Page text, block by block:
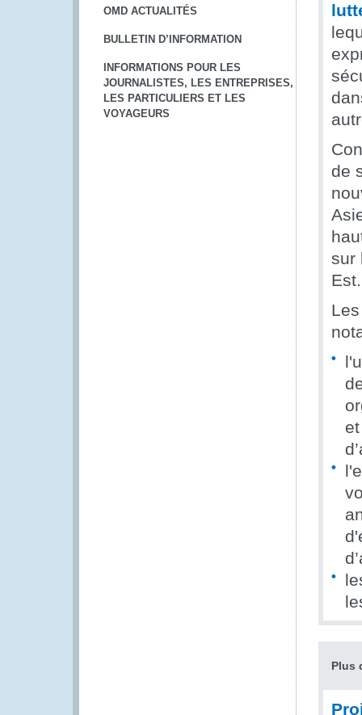
OMD ACTUALITÉS
BULLETIN D’INFORMATION
INFORMATIONS POUR LES
JOURNALISTES, LES ENTREPRISES,
LES PARTICULIERS ET LES
VOYAGEURS
de
sur
Est.
Plus